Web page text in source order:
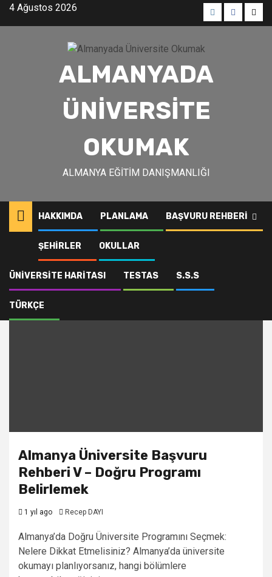
Skip4 Ağustos 2026
MenüMenü
ALMANYADA
ÜNIVERSITE
OKUMAK
ALMANYA EĞITIM DANIŞMANLIĞI
HAKKIMDA PLANLAMA BAŞVURU REHBERI
ŞEHIRLER OKULLAR
ÜNIVERSITE HARITASI TESTAS S.S.S
TÜRKÇE
Bayreuth
Almanya Üniversite Başvuru
Rehberi V – Doğru Programı
Belirlemek
1 yıl ago Recep DAYI
Almanya’da Doğru Üniversite Programını Seçmek:
Nelere Dikkat Etmelisiniz? Almanya’da üniversite
okumayı planlıyorsanız, hangi bölümlere